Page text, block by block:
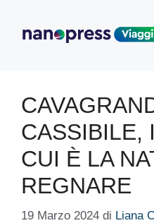
contenuto
CASSIBILE,
CUI È LA
REGNARE
19 Marzo 2024 di Liana